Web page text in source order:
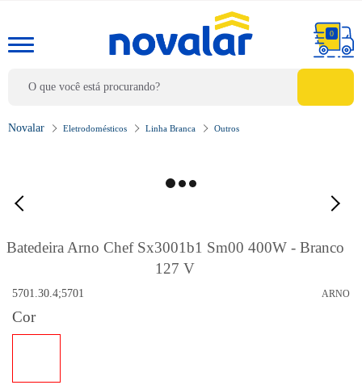
0
Eletrodomésticos Linha Branca Outros
Batedeira Arno Chef Sx3001b1 Sm00 400W - Branco
127 V
ARNO
5701.30.4;5701
Cor